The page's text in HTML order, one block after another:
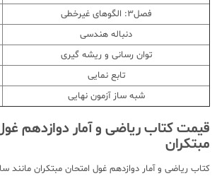
فصل3: الگوهای غیرخطی
دنباله هندسی
توان رسانی و ریشه گیری
تابع نمایی
شبه ساز آزمون نهایی
قیمت کتاب ریاضی و آمار دوازدهم
مبتکران
کتاب ریاضی و آمار دوازدهم غول امتحان مبتکران مانند